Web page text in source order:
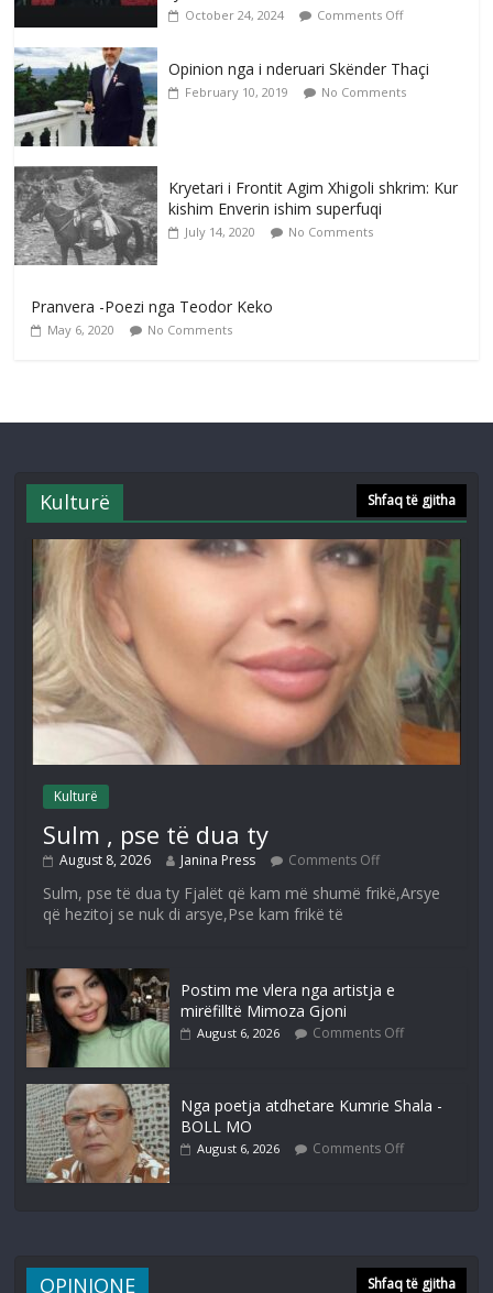
October 24, 2024 Comments Off
Opinion nga i nderuari Skënder Thaçi
February 10, 2019 No Comments
Kryetari i Frontit Agim Xhigoli shkrim: Kur
kishim Enverin ishim superfuqi
July 14, 2020 No Comments
Pranvera -Poezi nga Teodor Keko
May 6, 2020 No Comments
Kulturë Shfaq të gjitha
Kulturë
Sulm , pse të dua ty
August 8, 2026 Janina Press Comments Off
Sulm, pse të dua ty Fjalët që kam më shumë frikë,Arsye
që hezitoj se nuk di arsye,Pse kam frikë të
Postim me vlera nga artistja e
mirëfilltë Mimoza Gjoni
August 6, 2026 Comments Off
Nga poetja atdhetare Kumrie Shala -
BOLL MO
August 6, 2026 Comments Off
OPINIONE Shfaq të gjitha